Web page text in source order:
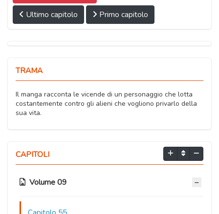
Ultimo capitolo
Primo capitolo
TRAMA
Il manga racconta le vicende di un personaggio che lotta
costantemente contro gli alieni che vogliono privarlo della
sua vita.
CAPITOLI
Volume 09